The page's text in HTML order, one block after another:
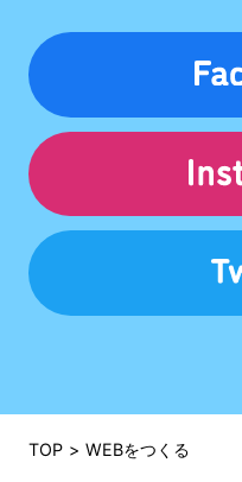
TOP WEBをつくる